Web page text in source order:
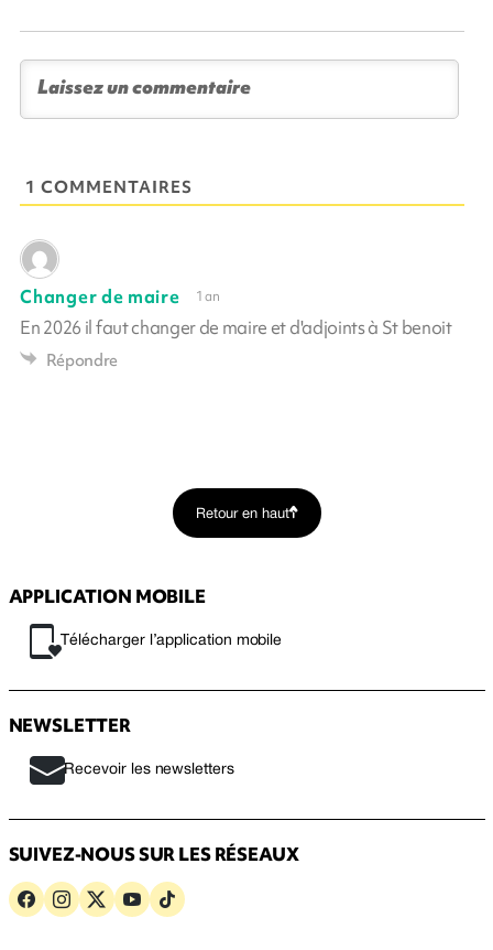
1 COMMENTAIRES
Changer de maire 1 an
En 2026 il faut changer de maire et d'adjoints à St benoit
Répondre
Retour en haut
APPLICATION MOBILE
Télécharger l’application mobile
NEWSLETTER
Recevoir les newsletters
SUIVEZ-NOUS SUR LES RÉSEAUX